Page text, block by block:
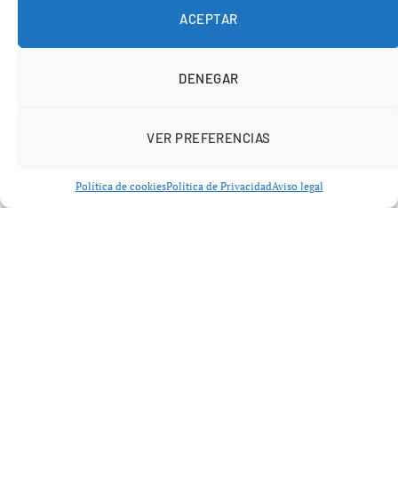
ACEPTAR
DENEGAR
VER PREFERENCIAS
Política de cookiesPolítica de PrivacidadAviso legal
Fermínpara abrir el marcador.